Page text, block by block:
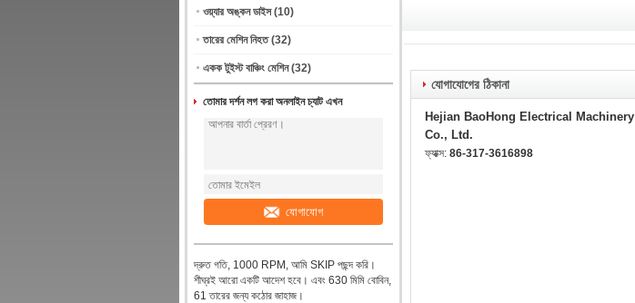
ওয়্যার অঙ্কন ডাইস (10)
তারের মেশিন নিহত (32)
একক টুইস্ট বাঞ্চিং মেশিন (32)
তোমার দর্শন লগ করা অনলাইন চ্যাট এখন
যোগাযোগ
দ্রুত গতি, 1000 RPM, আমি SKIP পছন্দ করি।
শীঘ্রই আরো একটি আদেশ হবে। এবং 630 মিমি বোবিন,
61 তারের জন্য কঠোর জাহাজ।
যোগাযোগের ঠিকানা
Hejian BaoHong Electrical Machinery
Co., Ltd.
ফ্যাক্স: 86-317-3616898